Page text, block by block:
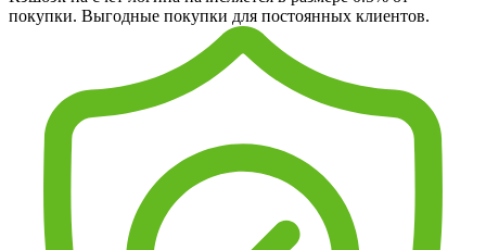
покупки. Выгодные покупки для постоянных клиентов.